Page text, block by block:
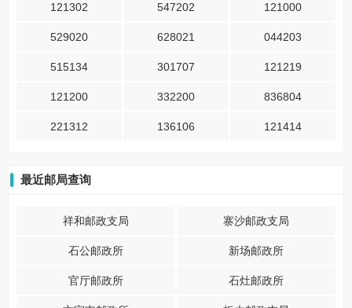
121302 547202 121000
529020 628021 044203
515134 301707 121219
121200 332200 836804
221312 136106 121414
最近邮局查询
祥和邮政支局 寨沙邮政支局
石公邮政所 新场邮政所
官厅邮政所 石灶邮政所